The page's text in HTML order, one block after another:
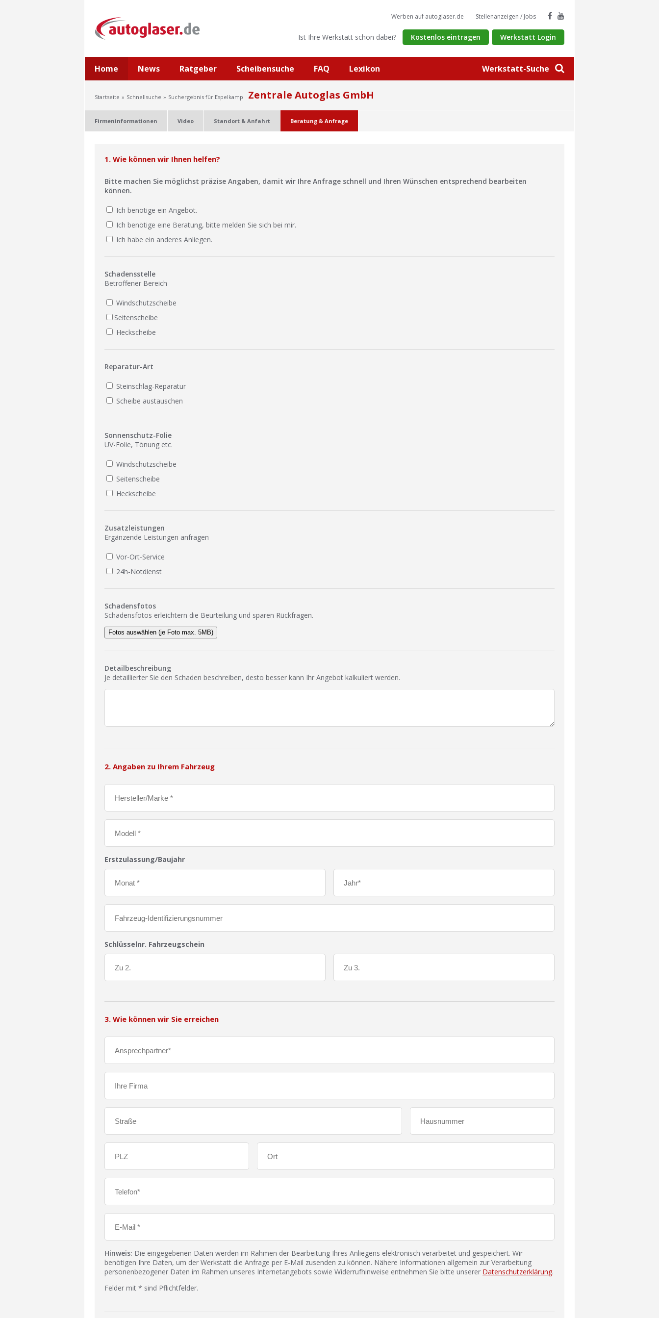
Werkstatt-Suche
Werben auf autoglaser.de Stellenanzeigen / Jobs
Ist Ihre Werkstatt schon dabei? Kostenlos eintragen Werkstatt Login
Home News Ratgeber Scheibensuche FAQ Lexikon
Startseite Schnellsuche Suchergebnis für Espelkamp Zentrale Autoglas GmbH
Firmeninformationen Video Standort & Anfahrt Beratung & Anfrage
1. Wie können wir Ihnen helfen?
Bitte machen Sie möglichst präzise Angaben, damit wir Ihre Anfrage schnell und Ihren Wünschen entsprechend bearbeiten
können.
Ich benötige ein Angebot.
Ich benötige eine Beratung, bitte melden Sie sich bei mir.
Ich habe ein anderes Anliegen.
Schadensstelle
Betroffener Bereich
Windschutzscheibe
Seitenscheibe
Heckscheibe
Reparatur-Art
Steinschlag-Reparatur
Scheibe austauschen
Sonnenschutz-Folie
UV-Folie, Tönung etc.
Windschutzscheibe
Seitenscheibe
Heckscheibe
Zusatzleistungen
Ergänzende Leistungen anfragen
Vor-Ort-Service
24h-Notdienst
Schadensfotos
Schadensfotos erleichtern die Beurteilung und sparen Rückfragen.
Fotos auswählen (je Foto max. 5MB)
Detailbeschreibung
Je detaillierter Sie den Schaden beschreiben, desto besser kann Ihr Angebot kalkuliert werden.
2. Angaben zu Ihrem Fahrzeug
Erstzulassung/Baujahr
Schlüsselnr. Fahrzeugschein
3. Wie können wir Sie erreichen
Hinweis: Die eingegebenen Daten werden im Rahmen der Bearbeitung Ihres Anliegens elektronisch verarbeitet und gespeichert. Wir
benötigen Ihre Daten, um der Werkstatt die Anfrage per E-Mail zusenden zu können. Nähere Informationen allgemein zur Verarbeitung
personenbezogener Daten im Rahmen unseres Internetangebots sowie Widerrufhinweise entnehmen Sie bitte unserer Datenschutzerklärung.
Felder mit * sind Pflichtfelder.